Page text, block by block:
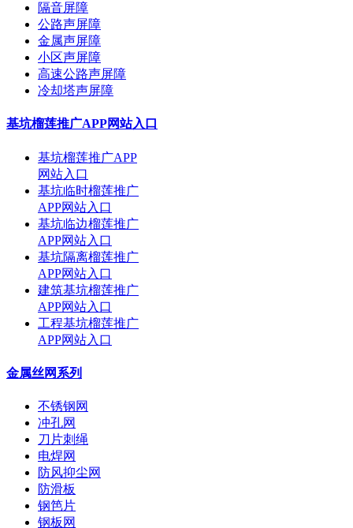
隔音屏障
公路声屏障
金属声屏障
小区声屏障
高速公路声屏障
冷却塔声屏障
基坑榴莲推广APP网站入口
基坑榴莲推广APP
网站入口
基坑临时榴莲推广
APP网站入口
基坑临边榴莲推广
APP网站入口
基坑隔离榴莲推广
APP网站入口
建筑基坑榴莲推广
APP网站入口
工程基坑榴莲推广
APP网站入口
金属丝网系列
不锈钢网
冲孔网
刀片刺绳
电焊网
防风抑尘网
防滑板
钢笆片
钢板网